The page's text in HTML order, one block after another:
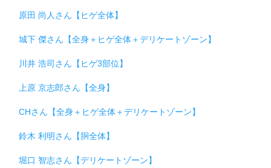
原田 尚人さん【ヒゲ全体】
城下 傑さん【全身＋ヒゲ全体＋デリケートゾーン】
川井 浩司さん【ヒゲ3部位】
上原 京志郎さん【全身】
CHさん【全身＋ヒゲ全体＋デリケートゾーン】
鈴木 利明さん【胴全体】
堀口 智志さん【デリケートゾーン】